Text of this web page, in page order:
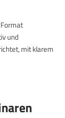
und
mit klarem